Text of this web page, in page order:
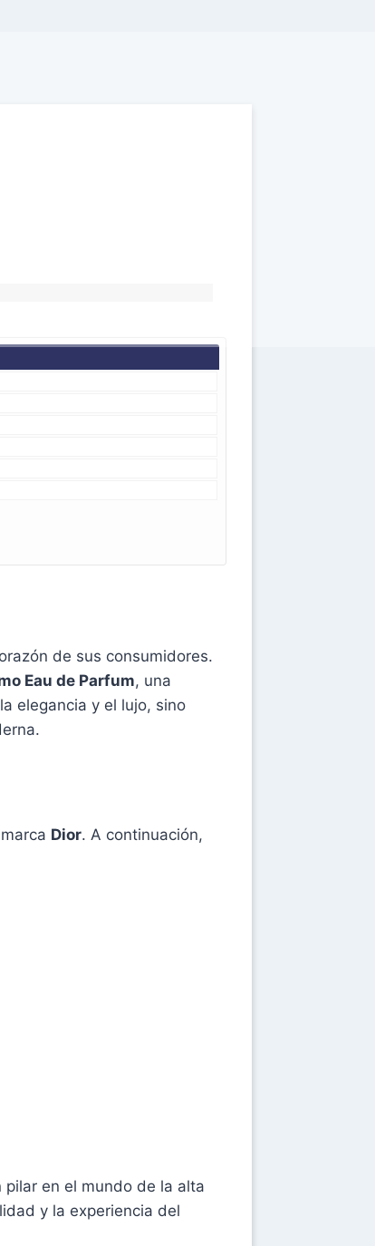
de sus consumidores.
Eau de Parfum, una
elegancia y el lujo, sino
Dior. A continuación,
en el mundo de la alta
y la experiencia del